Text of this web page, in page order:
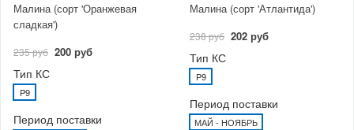
Малина (сорт 'Оранжевая
сладкая')
235 руб 200 руб
Тип КС
P9
Период поставки
Малина (сорт 'Атлантида')
238 руб 202 руб
Тип КС
P9
Период поставки
МАЙ - НОЯБРЬ